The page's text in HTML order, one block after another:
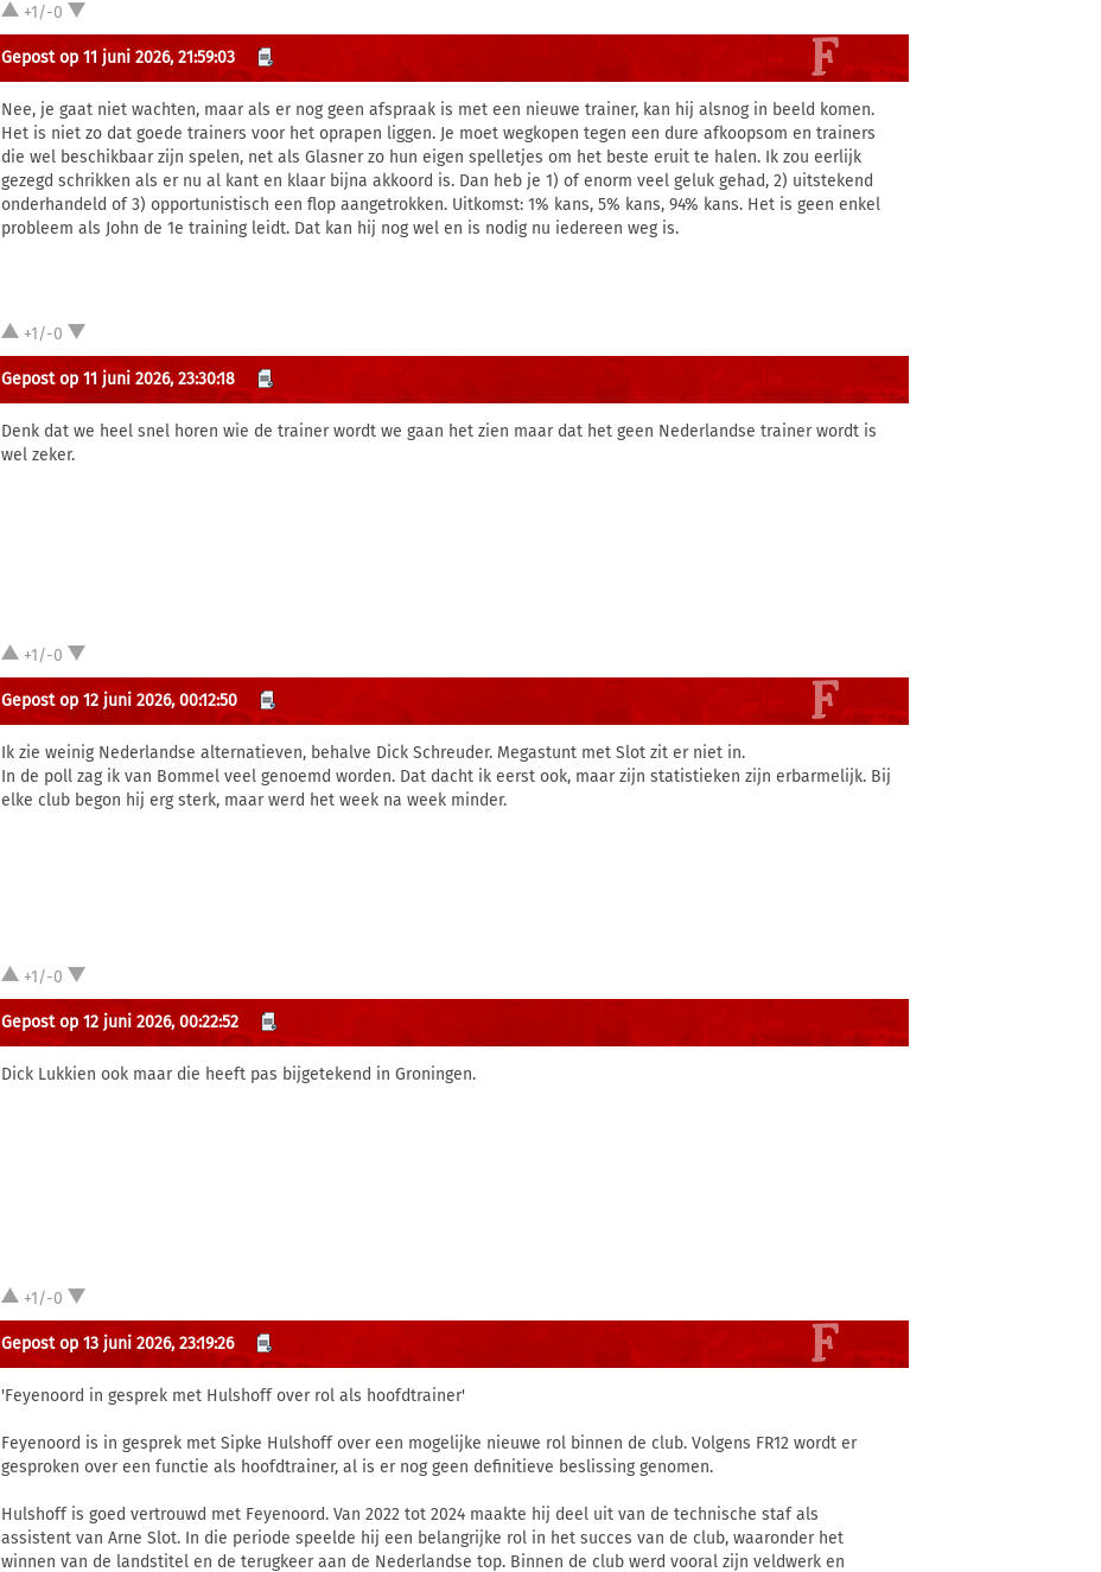
+1/-0
Gepost op 11 juni 2026, 21:59:03
Nee, je gaat niet wachten, maar als er nog geen afspraak is met een nieuwe trainer, kan hij alsnog in beeld komen.
Het is niet zo dat goede trainers voor het oprapen liggen. Je moet wegkopen tegen een dure afkoopsom en trainers
die wel beschikbaar zijn spelen, net als Glasner zo hun eigen spelletjes om het beste eruit te halen. Ik zou eerlijk
gezegd schrikken als er nu al kant en klaar bijna akkoord is. Dan heb je 1) of enorm veel geluk gehad, 2) uitstekend
onderhandeld of 3) opportunistisch een flop aangetrokken. Uitkomst: 1% kans, 5% kans, 94% kans. Het is geen enkel
probleem als John de 1e training leidt. Dat kan hij nog wel en is nodig nu iedereen weg is.
+1/-0
Gepost op 11 juni 2026, 23:30:18
Denk dat we heel snel horen wie de trainer wordt we gaan het zien maar dat het geen Nederlandse trainer wordt is
wel zeker.
+1/-0
Gepost op 12 juni 2026, 00:12:50
Ik zie weinig Nederlandse alternatieven, behalve Dick Schreuder. Megastunt met Slot zit er niet in.
In de poll zag ik van Bommel veel genoemd worden. Dat dacht ik eerst ook, maar zijn statistieken zijn erbarmelijk. Bij
elke club begon hij erg sterk, maar werd het week na week minder.
+1/-0
Gepost op 12 juni 2026, 00:22:52
Dick Lukkien ook maar die heeft pas bijgetekend in Groningen.
+1/-0
Gepost op 13 juni 2026, 23:19:26
'Feyenoord in gesprek met Hulshoff over rol als hoofdtrainer'
Feyenoord is in gesprek met Sipke Hulshoff over een mogelijke nieuwe rol binnen de club. Volgens FR12 wordt er
gesproken over een functie als hoofdtrainer, al is er nog geen definitieve beslissing genomen.
Hulshoff is goed vertrouwd met Feyenoord. Van 2022 tot 2024 maakte hij deel uit van de technische staf als
assistent van Arne Slot. In die periode speelde hij een belangrijke rol in het succes van de club, waaronder het
winnen van de landstitel en de terugkeer aan de Nederlandse top. Binnen de club werd vooral zijn veldwerk en